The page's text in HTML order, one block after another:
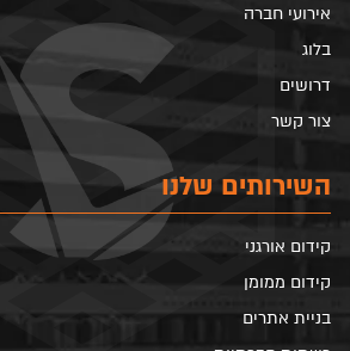
אירועי חברה
בלוג
דרושים
צור קשר
השירותים שלנו
קידום אורגני
קידום ממומן
בניית אתרים